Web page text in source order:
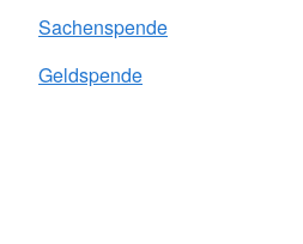
Sachenspende
Geldspende